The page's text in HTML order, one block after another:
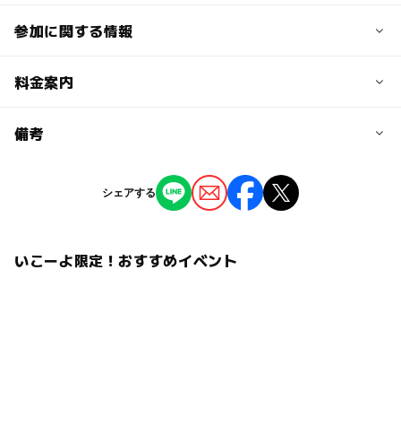
参加に関する情報
予約/応募
関連企画「くずし字クイズにチャレンジ！」にも参加しよ
料金案内
料金について
備考
※掲載の情報は天候や主催者側の都合などにより変更にな
ることがあります。
シェアする
いこーよ限定！おすすめイベント